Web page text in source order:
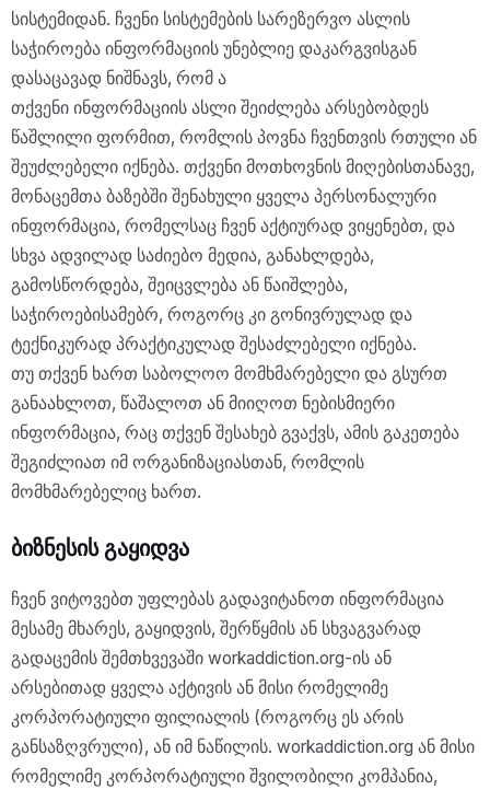
სისტემიდან. ჩვენი სისტემების სარეზერვო ასლის
საჭიროება ინფორმაციის უნებლიე დაკარგვისგან
დასაცავად ნიშნავს, რომ ა
თქვენი ინფორმაციის ასლი შეიძლება არსებობდეს
წაშლილი ფორმით, რომლის პოვნა ჩვენთვის რთული ან
შეუძლებელი იქნება. თქვენი მოთხოვნის მიღებისთანავე,
მონაცემთა ბაზებში შენახული ყველა პერსონალური
ინფორმაცია, რომელსაც ჩვენ აქტიურად ვიყენებთ, და
სხვა ადვილად საძიებო მედია, განახლდება,
გამოსწორდება, შეიცვლება ან წაიშლება,
საჭიროებისამებრ, როგორც კი გონივრულად და
ტექნიკურად პრაქტიკულად შესაძლებელი იქნება.
თუ თქვენ ხართ საბოლოო მომხმარებელი და გსურთ
განაახლოთ, წაშალოთ ან მიიღოთ ნებისმიერი
ინფორმაცია, რაც თქვენ შესახებ გვაქვს, ამის გაკეთება
შეგიძლიათ იმ ორგანიზაციასთან, რომლის
მომხმარებელიც ხართ.
ბიზნესის გაყიდვა
ჩვენ ვიტოვებთ უფლებას გადავიტანოთ ინფორმაცია
მესამე მხარეს, გაყიდვის, შერწყმის ან სხვაგვარად
გადაცემის შემთხვევაში workaddiction.org-ის ან
არსებითად ყველა აქტივის ან მისი რომელიმე
კორპორატიული ფილიალის (როგორც ეს არის
განსაზღვრული), ან იმ ნაწილის. workaddiction.org ან მისი
რომელიმე კორპორატიული შვილობილი კომპანია,